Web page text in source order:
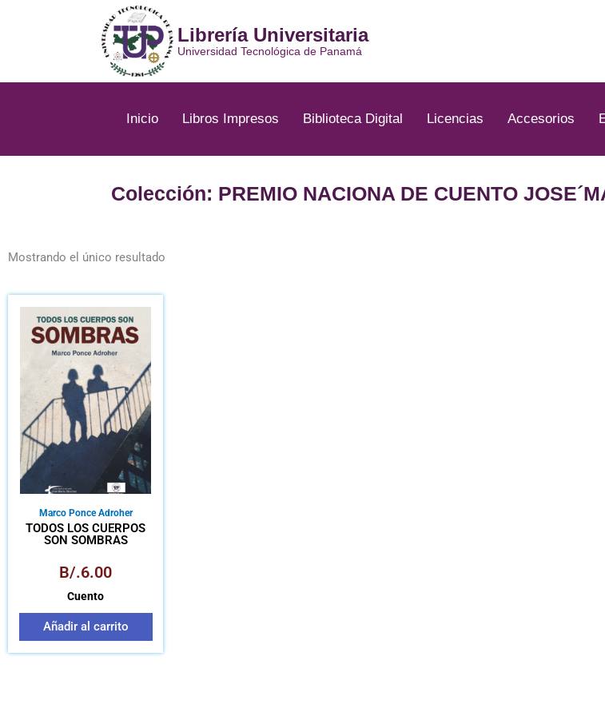
Librería Universitaria
Universidad Tecnológica de Panamá
Inicio Libros Impresos Biblioteca Digital Licencias Accesorios
Colección: PREMIO NACIONA DE CUENTO
Mostrando el único resultado
Marco Ponce Adroher
TODOS LOS CUERPOS
SON SOMBRAS
B/.6.00
Cuento
Añadir al carrito